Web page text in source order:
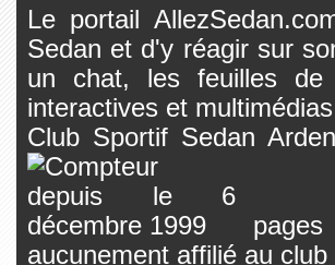
Le portail
Sedan et d'y réagir sur
un chat, les feuilles de
interactives et
Club Sportif Sedan
pages
aucunement affilié au